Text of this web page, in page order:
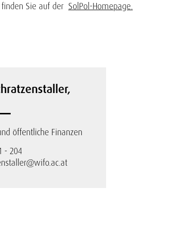
Sie auf der SolPol-Homepage.
öffentliche Finanzen
- 204